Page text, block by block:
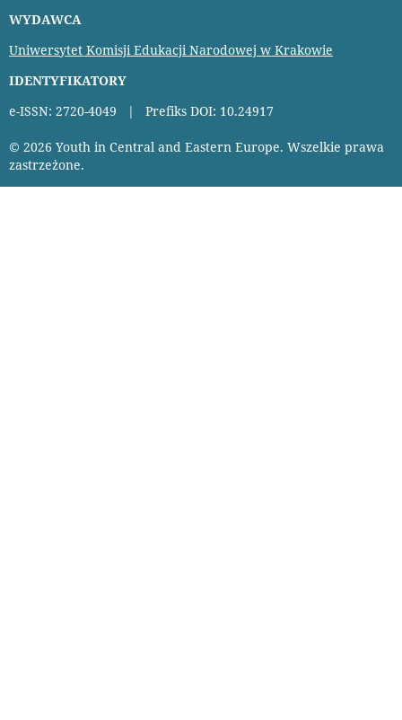
WYDAWCA
Uniwersytet Komisji Edukacji Narodowej w Krakowie
IDENTYFIKATORY
e-ISSN: 2720-4049 | Prefiks DOI: 10.24917
© 2026 Youth in Central and Eastern Europe. Wszelkie prawa
zastrzeżone.